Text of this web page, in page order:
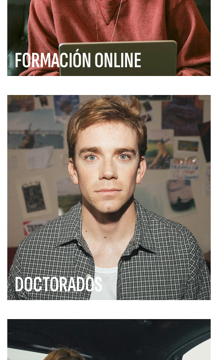
FORMACIÓN ONLINE
DOCTORADOS